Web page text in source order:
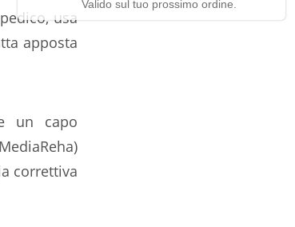
usa
apposta
un capo
correttiva